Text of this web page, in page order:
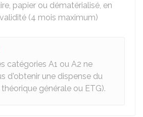
papier ou dématérialisé, en
(4 mois maximum)
catégories A1 ou A2 ne
d'obtenir une dispense du
générale ou ETG).